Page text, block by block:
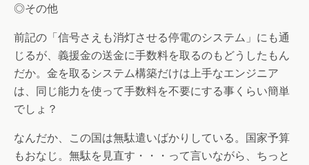
◎その他
前記の「信号さえも消灯させる停電のシステム」にも通
じるが、義援金の送金に手数料を取るのもどうしたもん
だか。金を取るシステム構築だけは上手なエンジニア
は、同じ能力を使って手数料を不要にする事くらい簡単
でしょ？
なんだか、この国は無駄遣いばかりしている。国家予算
もおなじ。無駄を見直す・・・って言いながら、ちっと